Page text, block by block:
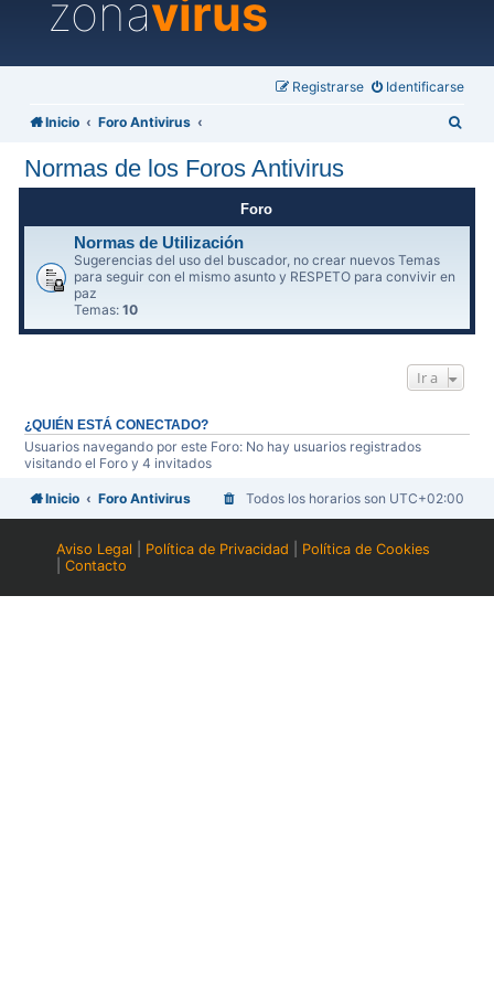
zonavirus
Identificarse
Registrarse
Inicio Foro Antivirus
Normas de los Foros Antivirus
Foro
Normas de Utilización
Sugerencias del uso del buscador, no crear nuevos Temas
para seguir con el mismo asunto y RESPETO para convivir en
paz
Temas:10
Ir a
¿QUIÉN ESTÁ CONECTADO?
Usuarios navegando por este Foro: No hay usuarios registrados
visitando el Foro y 4 invitados
Inicio Foro Antivirus Todos los horarios son UTC+02:00
Aviso Legal Política de Privacidad
Política de Cookies
|Contacto